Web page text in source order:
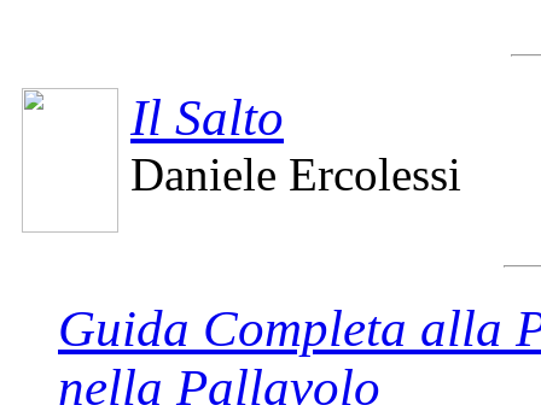
Il Salto
Daniele Ercolessi
Guida Completa alla
nella Pallavolo